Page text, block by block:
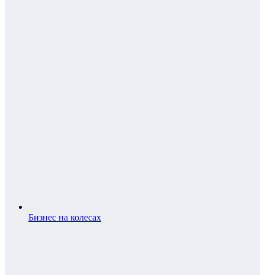
Бизнес на колесах